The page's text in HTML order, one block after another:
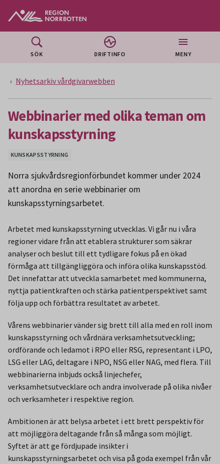
SÖK DRIFTINFO MENY
Nyhetsarkiv vårdgivarwebben
Webbinarier med olika teman om
kunskapsstyrning
KUNSKAPSSTYRNING
Norra sjukvårdsregionförbundet kommer under 2024
att anordna en serie webbinarier om
kunskapsstyrningsarbetet.
Arbetet med kunskapsstyrning utvecklas. Vi går nu i våra
regioner vidare från att etablera strukturer som säkrar
analyser och beslut till ett tydligare fokus på en ökad
förmåga att tillgängliggöra och införa olika kunskapsstöd.
Det innefattar att utveckla samarbetet med kommunerna,
nyttja patientkraften och stärka patientperspektivet samt
följa upp och förbättra resultatet av arbetet.
Vårens webbinarier vänder sig brett till alla med en roll inom
kunskapsstyrning och vårdnära verksamhetsutveckling;
ordförande och ledamot i RPO eller RSG, representant i LPO,
LSG eller LAG, deltagare i NPO, NSG eller NAG, med flera. Till
webbinarierna inbjuds också linjechefer,
verksamhetsutvecklare och andra involverade på olika nivåer
och verksamheter i respektive region.
Ambitionen är att belysa arbetet i ett brett perspektiv för
att möjliggöra deltagande från så många som möjligt.
Syftet är att ge fördjupade insikter i
kunskapsstyrningsarbetet och visa på goda exempel från vår